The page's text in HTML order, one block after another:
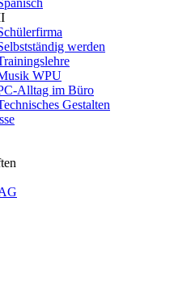
werden
WPU
Alltag im Büro
Gestalten